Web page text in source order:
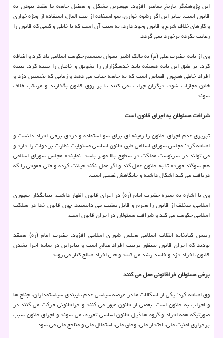
این پژوهشگر تاریخ معاصر افزود: مهمترین مشکل و معضل جامعه ما مقید نبودن به
قانون است. بنابر این اگر رشوه خواری، سو استفاده از بیت المال، استفاده از ویژه خواری
و کارهای خلاف شرع و قانون وجود دارد، به سبب آن است که با خاطی و کسی که قانون را
رعایت نکرده برخورد نمی گردد.
وی از نامه حضرت علی (ع) به مالک اشتر بعنوان سیستم حکومت اسلامی یاد کرد و اضافه
کرد: بر طبق این نامه همیشه باید خدمتگزاران را تشویق و خائنان را تنبیه کرد. تنبیه
افراد خاطی همچون قصاص است که به جامعه حیات می دهد و زمانی که نخستین دزد و
خائن مجازات شود، دیگران جرات نمی کنند پا بر روی قانون بگذارند و مرتکب خلاف
شوند.
شرافت مسئولان به اجرای قانون است
تبریزی عدم اجرای قانون را زمینه ای برای سو استفاده و دزدی برخی افراد دانست و
اضافه کرد: مجلس شورای اسلامی طبق قانون اساسی مسئولیت نظارت بر دولت را دارد و
می تواند در سرنوشت مملکت در سطوح بالا موثر باشد. نماینده مجلس شورای اسلامی
هم سوگند خورده تا به قانون عمل کند و اگر عمل نکند خیانت کرده و حتی حقوقی را که
دریافت می کند اشکال داشته و جایگاهش غصبی است.
وی با اشاره به سیره حضرت امام (ره) در اجرای قانون اظهار داشت: بنیانگذار جمهوری
اسلامی، متخلف از قانون را مجرم و قابل تعقیب می دانستند. چون قانون خدا در مملکت
اسلامی حکومت می کند و شرافت مسئولان در اجرای قانون است.
رییس کتابخانه انقلاب اسلامی مجلس شورای اسلامی افزود: حضرت امام (ره) معتقد
بودند که اجرای قانون بمنظور تربیت افراد صالح است و بنابراین در سایه اجرا نشدن
قانون، افراد دزد و فاسد رشد می کنند و حتی افراد صالح کنار می روند.
برخی مسئولان فراقانونی عمل می کنند
وی اضافه کرد: یکی از اشکالات ما در عرصه سیاسی عدم پایبندی سیاستمداران، جناح ها
و احزاب به قانون است. بعضی از قانون عبور می کنند و فراقانونی حرکت می کنند در
صورتیکه همه افراد و گروه ها ذیل قانون اساسی تعریف می شوند و اجرای قانون سبب
برقراری امنیت ملی، اقتدار ملی، وفاق ملی، استقلال ملی و منافع ملی می شود.